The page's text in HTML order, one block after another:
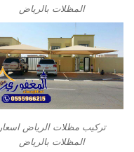
المظلات بالرياض
تركيب مظلات الرياض اسعار
المظلات بالرياض